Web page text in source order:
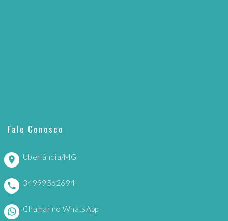
Fale Conosco
Uberlândia/MG
34999562694
Chamar no WhatsApp